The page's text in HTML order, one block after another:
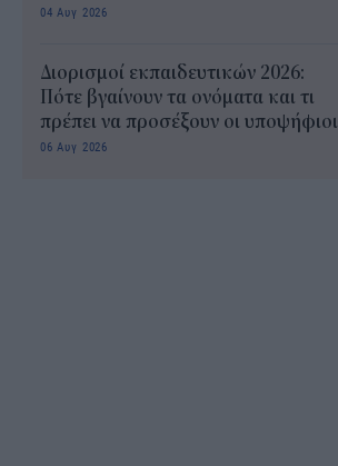
04 Αυγ 2026
Διορισμοί εκπαιδευτικών 2026:
Πότε βγαίνουν τα ονόματα και τι
πρέπει να προσέξουν οι υποψήφιοι
06 Αυγ 2026